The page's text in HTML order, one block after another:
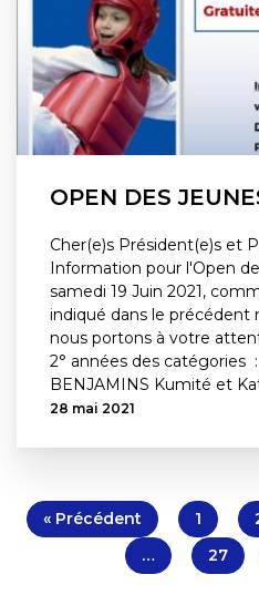
OPEN DES
‌‌‌Cher(e)s Président(e)s et
Information pour l'Open
samedi 19 Juin 2021,
indiqué dans le précédent
nous portons à votre
2° années des catégories
BENJAMINS Kumité et
28 mai 2021
« Précédent 1
…
27